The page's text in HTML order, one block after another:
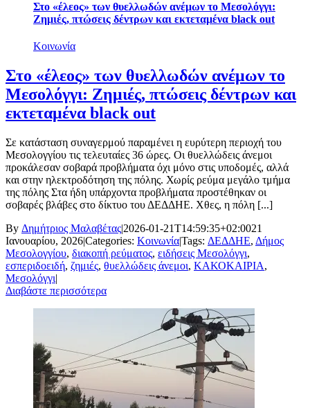
Στο «έλεος» των θυελλωδών ανέμων το Μεσολόγγι:
Ζημιές, πτώσεις δέντρων και εκτεταμένα black out
Κοινωνία
Στο «έλεος» των θυελλωδών ανέμων το
Μεσολόγγι: Ζημιές, πτώσεις δέντρων και
εκτεταμένα black out
Σε κατάσταση συναγερμού παραμένει η ευρύτερη περιοχή του
Μεσολογγίου τις τελευταίες 36 ώρες. Οι θυελλώδεις άνεμοι
προκάλεσαν σοβαρά προβλήματα όχι μόνο στις υποδομές, αλλά
και στην ηλεκτροδότηση της πόλης. Χωρίς ρεύμα μεγάλο τμήμα
της πόλης Στα ήδη υπάρχοντα προβλήματα προστέθηκαν οι
σοβαρές βλάβες στο δίκτυο του ΔΕΔΔΗΕ. Χθες, η πόλη [...]
By Δημήτριος Μαλαβέτας|2026-01-21T14:59:35+02:0021
Ιανουαρίου, 2026|Categories: Κοινωνία|Tags: ΔΕΔΔΗΕ, Δήμος
Μεσολογγίου, διακοπή ρεύματος, ειδήσεις Μεσολόγγι,
εσπεριδοειδή, ζημιές, θυελλώδεις άνεμοι, ΚΑΚΟΚΑΙΡΙΑ,
Μεσολόγγι|
Διαβάστε περισσότερα